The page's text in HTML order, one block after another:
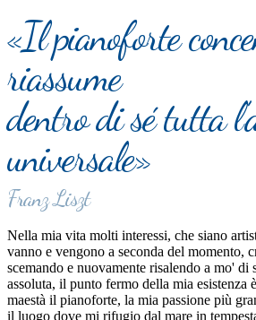
«Il pianoforte
riassume
dentro di sé tutta
universale»
Franz Liszt
Nella mia vita molti interessi, che siano
vanno e vengono a seconda del momento,
scemando e nuovamente risalendo a mo' di
assoluta, il punto fermo della mia esistenza
maestà il pianoforte, la mia passione più
il luogo dove mi rifugio dal mare in